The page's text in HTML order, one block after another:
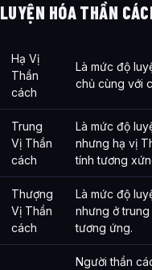
LUYỆN HÓA THẦN
Hạ Vị
Thần
cách
Là mức độ
chủ cùng với
Trung
Vị Thần
cách
Là mức độ
nhưng hạ vị
tính tương
Thượng
Vị Thần
cách
Là mức độ
nhưng ở
tương ứng.
Người thần